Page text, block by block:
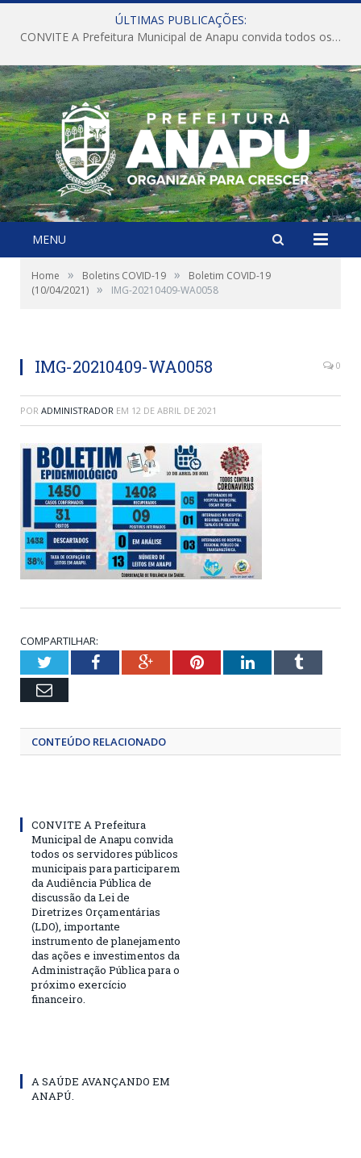
ÚLTIMAS PUBLICAÇÕES:
CONVITE A Prefeitura Municipal de Anapu convida todos os servidores públicos municipais para participarem da Audiência Pública de discussão da Lei de Diretrizes Orçamentárias (LDO), importante instrumento de planejamento das ações e investimentos da Administração Pública para o próximo exercício financeiro.
MENU
Home » Boletins COVID-19 »
Boletim COVID-19
(10/04/2021) » IMG-20210409-WA0058
IMG-20210409-WA0058 0
POR ADMINISTRADOR EM 12 DE ABRIL DE 2021
COMPARTILHAR:
TwitterFacebookGoogle+PinterestLinkedInTumblr
Email
CONTEÚDO RELACIONADO
CONVITE A Prefeitura
Municipal de Anapu convida
todos os servidores públicos
municipais para participarem
da Audiência Pública de
discussão da Lei de
Diretrizes Orçamentárias
(LDO), importante
instrumento de planejamento
das ações e investimentos da
Administração Pública para o
próximo exercício
financeiro.
A SAÚDE AVANÇANDO EM
ANAPÚ.